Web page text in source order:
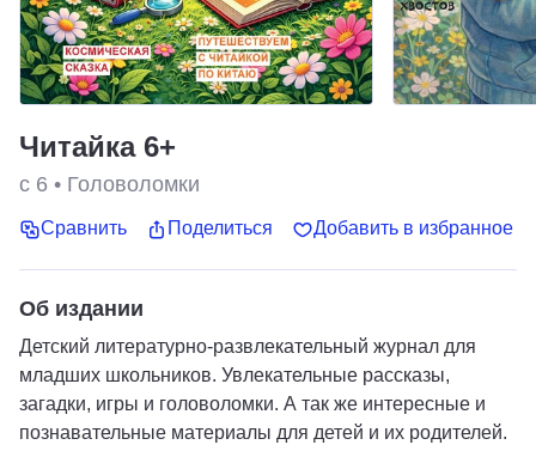
Читайка 6+
с 6 • Головоломки
Сравнить Поделиться Добавить в избранное
Об издании
Детский литературно-развлекательный журнал для
младших школьников. Увлекательные рассказы,
загадки, игры и головоломки. А так же интересные и
познавательные материалы для детей и их родителей.